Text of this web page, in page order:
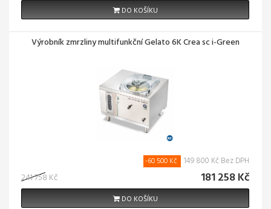
DO KOŠÍKU
Výrobník zmrzliny multifunkční Gelato 6K Crea sc i-Green
241 758 Kč
-60 500 Kč 149 800 Kč Bez DPH
181 258 Kč
DO KOŠÍKU